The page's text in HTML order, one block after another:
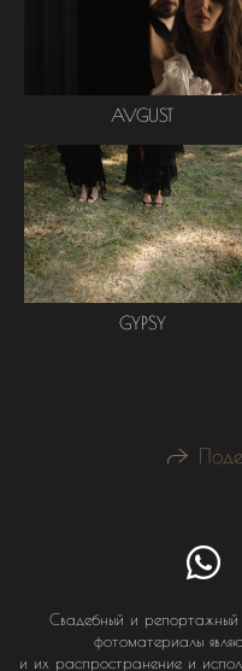
AVGUST
GYPSY
Свадебный и
фотоматериалы
и их распространение и